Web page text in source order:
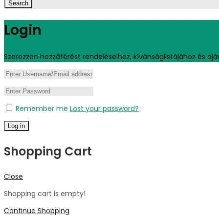
Search
Login
Szerezzen hozzáférést rendeléseihez, kívánságlistájához és
Remember me Lost your password?
Log in
Shopping Cart
Close
Shopping cart is empty!
Continue Shopping